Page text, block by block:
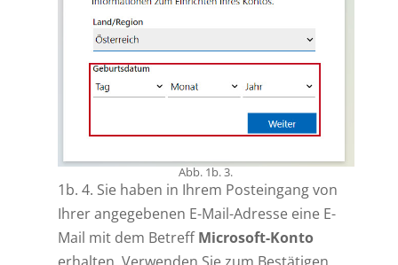
Abb. 1b. 3.
1b. 4. Sie haben in Ihrem Posteingang von
Ihrer angegebenen E-Mail-Adresse eine E-
Mail mit dem BetreffMicrosoft-Konto